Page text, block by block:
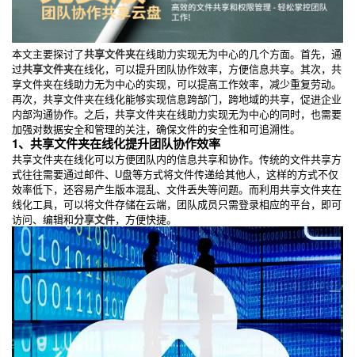
本文主要探讨了共享文件夹在线助力实现无为中心的几个方面。首先，通
过共享文件夹在线化，可以提升团队协作效率，方便信息共享。其次，共
享文件夹在线助力无为中心的实现，可以提高工作效率，减少重复劳动。
再次，共享文件夹在线化能够实现信息跨部门，跨地域的共享，促进企业
内部沟通协作。之后，共享文件夹在线助力实现无为中心的同时，也需要
加强对数据安全和管理的关注，确保文件的安全性和可追溯性。
1、共享文件夹在线化提升团队协作效率
共享文件夹在线化可以方便团队内的信息共享和协作。传统的文件共享方
式往往需要通过邮件、U盘等方式将文件传递给其他人，这样的方式不仅
效率低下，还容易产生版本混乱、文件丢失等问题。而利用共享文件夹在
线化工具，可以将文件存储在云端，团队成员只需登录相应的平台，即可
访问、编辑和分享文件，方便快捷。